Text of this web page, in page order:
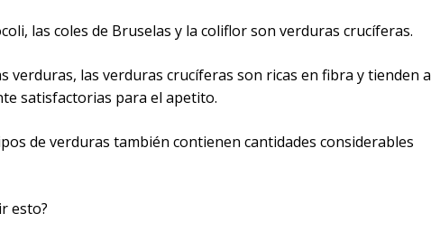
las coles de Bruselas y la coliflor son verduras crucíferas.
verduras, las verduras crucíferas son ricas en fibra y tienden a
satisfactorias para el apetito.
de verduras también contienen cantidades considerables
esto?